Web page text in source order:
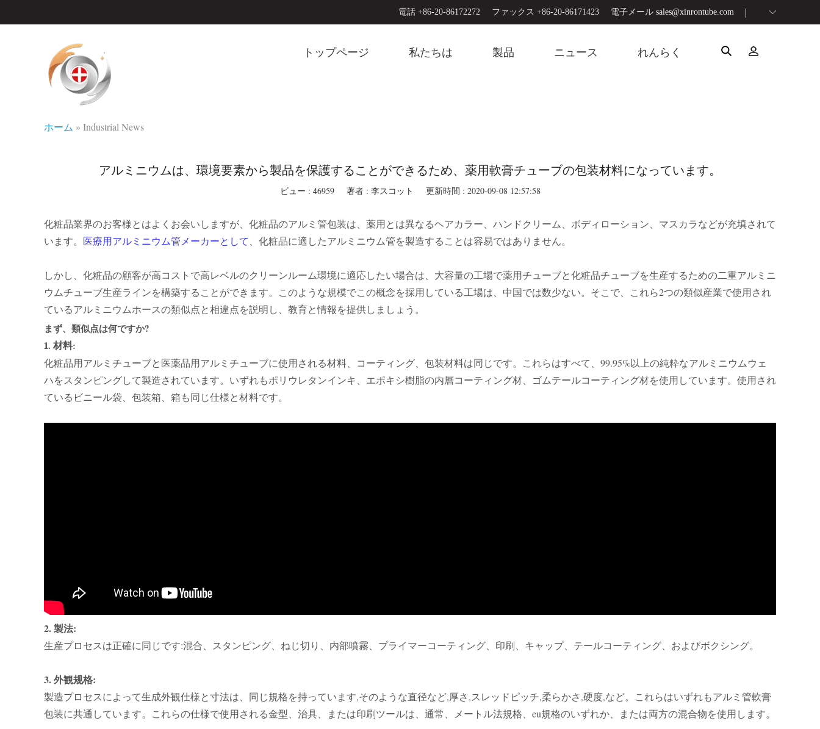
電話 +86-20-86172272 ファックス +86-20-86171423 電子メール sales@xinrontube.com
トップページ 私たちは 製品 ニュース れんらく
ホーム » Industrial News
アルミニウムは、環境要素から製品を保護することができるため、薬用軟膏チューブの包装材料になっています。
ビュー : 46959 著者 : 李スコット 更新時間 : 2020-09-08 12:57:58
化粧品業界のお客様とはよくお会いしますが、化粧品のアルミ管包装は、薬用とは異なるヘアカラー、ハンドクリーム、ボディローション、マスカラなどが充填されて
います。 医療用アルミニウム管メーカーとして 、化粧品に適したアルミニウム管を製造することは容易ではありません。
しかし、化粧品の顧客が高コストで高レベルのクリーンルーム環境に適応したい場合は、大容量の工場で薬用チューブと化粧品チューブを生産するための二重アルミニ
ウムチューブ生産ラインを構築することができます。このような規模でこの概念を採用している工場は、中国では数少ない。そこで、これら2つの類似産業で使用され
ているアルミニウムホースの類似点と相違点を説明し、教育と情報を提供しましょう。
まず、類似点は何ですか?
1. 材料:
化粧品用アルミチューブと医薬品用アルミチューブに使用される材料、コーティング、包装材料は同じです。これらはすべて、99.95%以上の純粋なアルミニウムウェ
ハをスタンピングして製造されています。いずれもポリウレタンインキ、エポキシ樹脂の内層コーティング材、ゴムテールコーティング材を使用しています。使用され
ているビニール袋、包装箱、箱も同じ仕様と材料です。
2. 製法:
生産プロセスは正確に同じです:混合、スタンピング、ねじ切り、内部噴霧、プライマーコーティング、印刷、キャップ、テールコーティング、およびボクシング。
3. 外観规格:
製造プロセスによって生成外観仕様と寸法は、同じ規格を持っています,そのような直径など,厚さ,スレッドピッチ,柔らかさ,硬度,など。これらはいずれもアルミ管軟膏
包装に共通しています。これらの仕様で使用される金型、治具、または印刷ツールは、通常、メートル法規格、eu規格のいずれか、または両方の混合物を使用します。